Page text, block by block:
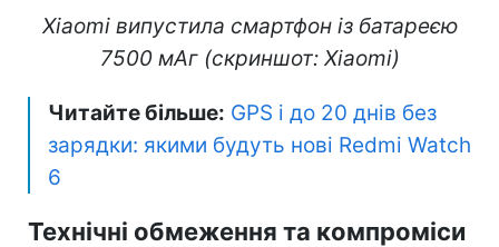
Xiaomi випустила смартфон із батареєю
7500 мАг (скриншот: Xiaomi)
Читайте більше: GPS і до 20 днів без
зарядки: якими будуть нові Redmi Watch
6
Технічні обмеження та компроміси